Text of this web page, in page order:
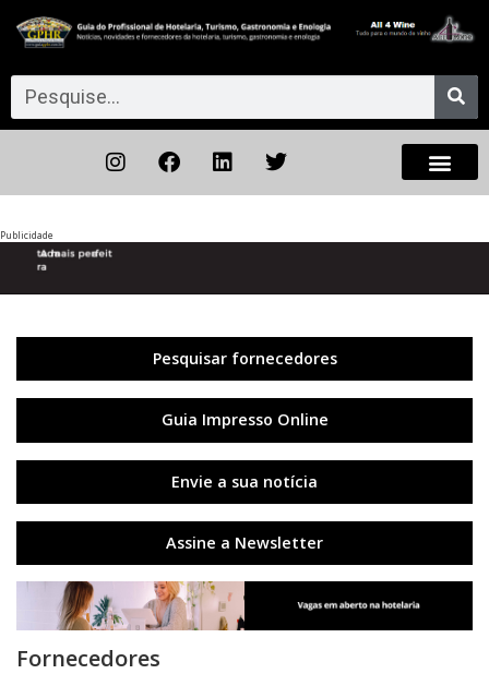
Publicidade
Pesquisar fornecedores
Guia Impresso Online
Envie a sua notícia
Assine a Newsletter
Fornecedores